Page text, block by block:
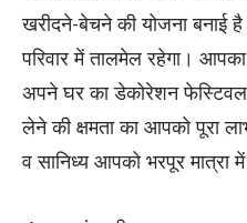
खरीदने-बेचने की योजना बनाई
परिवार में तालमेल रहेगा।
अपने घर का डेकोरेशन
लेने की क्षमता का आपको पूरा
व सानिध्य आपको भरपूर मात्रा